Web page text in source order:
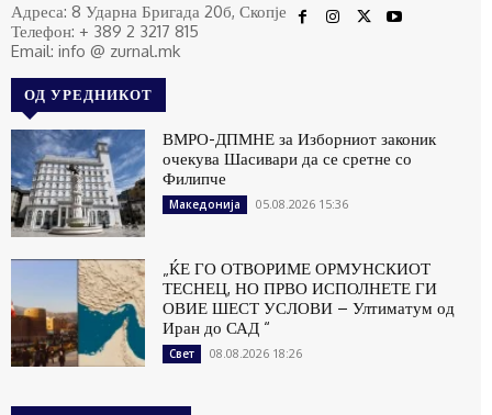
Адреса: 8 Ударна Бригада 20б, Скопје
Телефон: + 389 2 3217 815
Email: info @ zurnal.mk
ОД УРЕДНИКОТ
ВМРО-ДПМНЕ за Изборниот законик
очекува Шасивари да се сретне со
Филипче
Македонија 05.08.2026 15:36
„ЌЕ ГО ОТВОРИМЕ ОРМУНСКИОТ
ТЕСНЕЦ, НО ПРВО ИСПОЛНЕТЕ ГИ
ОВИЕ ШЕСТ УСЛОВИ – Ултиматум од
Иран до САД “
Свет 08.08.2026 18:26